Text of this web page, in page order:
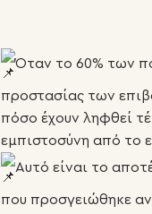
Όταν το 60% των
προστασίας των
πόσο έχουν ληφθεί
εμπιστοσύνη από το
Αυτό είναι το
που προσγειώθηκε